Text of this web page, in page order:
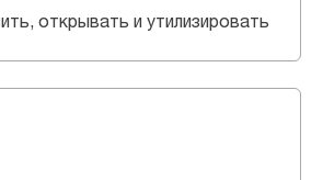
открывать и утилизировать